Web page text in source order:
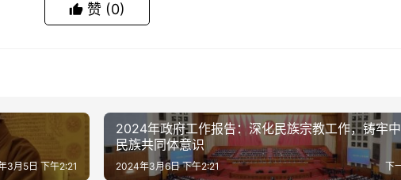
赞 (0)
3月5日 下午2:21
2024年政府工作报告：深化民族宗教工作，铸牢
民族共同体意识
下
2024年3月6日 下午2:21